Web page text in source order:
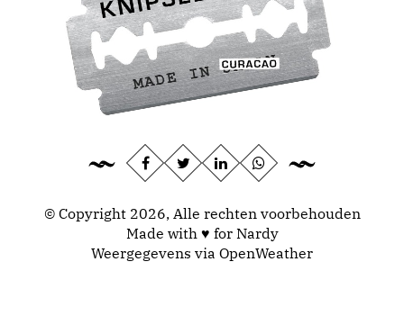
© Copyright 2026, Alle rechten voorbehouden
Made with ♥ for Nardy
Weergegevens via OpenWeather